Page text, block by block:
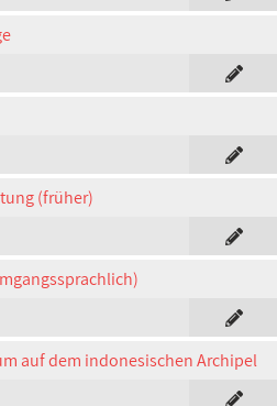
(früher)
auf dem indonesischen Archipel